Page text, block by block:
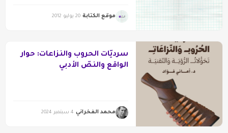
موقع الكتابة 20 يوليو 2012
سرديّات الحروب والنزاعات: حوار
الواقع والنصّ الأدبي
محمد الفخراني 4 سبتمبر 2024